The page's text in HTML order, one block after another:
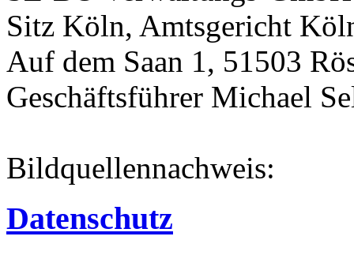
Sitz Köln, Amtsgericht
Auf dem Saan 1, 51503
Geschäftsführer Michael
Bildquellennachweis:
Datenschutz